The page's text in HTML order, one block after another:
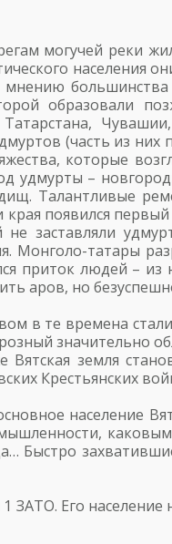
могучей реки
населения
образовали
(часть из них
которые
удмурты –
Талантливые
появился
заставляли
Монголо-татары
приток людей – из
аров, но
в те времена
значительно
земля
Крестьянских
население
Быстро
ЗАТО. Его население